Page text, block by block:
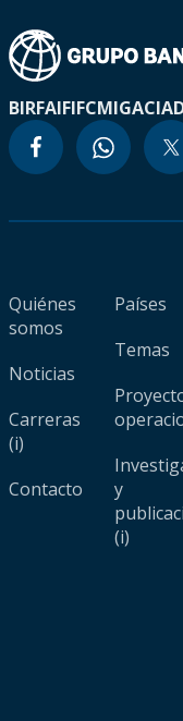
BIRFAIFIFCMIGA
Quiénes
somos
Noticias
Carreras
(i)
Contacto
Países
Temas
y
(i)